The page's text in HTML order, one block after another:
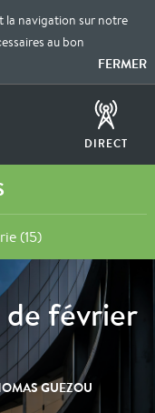
la navigation sur notre
au bon
FERMER
DIRECT
(15)
de février
GUEZOU